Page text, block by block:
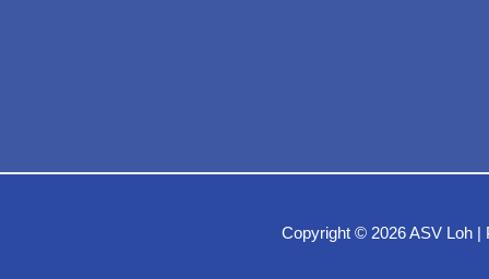
Copyright © 2026ASV Loh |